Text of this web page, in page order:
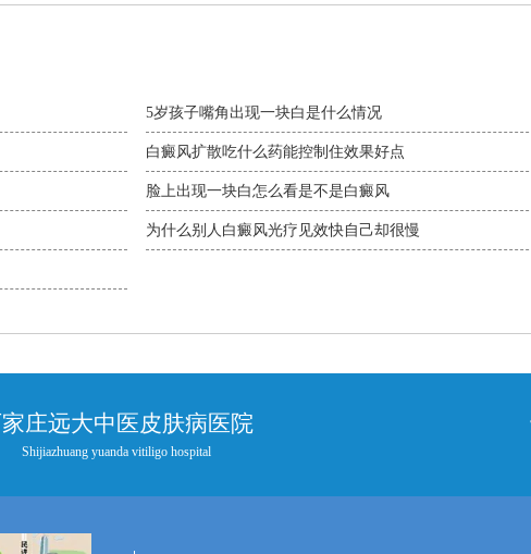
5岁孩子嘴角出现一块白是什么情况
白癜风扩散吃什么药能控制住效果好点
脸上出现一块白怎么看是不是白癜风
为什么别人白癜风光疗见效快自己却很慢
庄远大中医皮肤病医院
Shijiazhuang yuanda vitiligo hospital